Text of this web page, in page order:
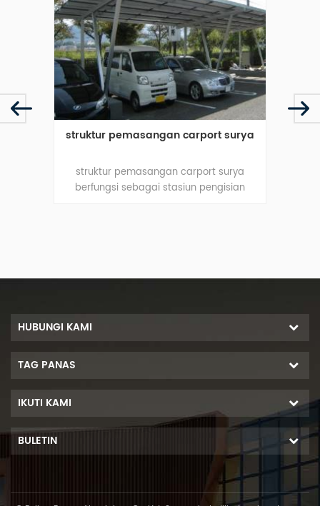
struktur pemasangan carport surya
struktur pemasangan carport surya
berfungsi sebagai stasiun pengisian
HUBUNGI KAMI
TAG PANAS
IKUTI KAMI
BULETIN